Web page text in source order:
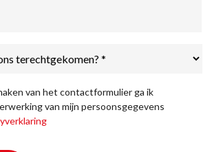
van het contactformulier ga ik
van mijn persoonsgegevens